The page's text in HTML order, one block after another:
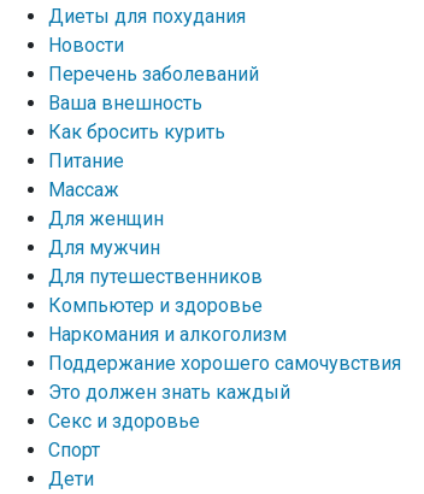
Диеты для похудания
Новости
Перечень заболеваний
Ваша внешность
Как бросить курить
Питание
Массаж
Для женщин
Для мужчин
Для путешественников
Компьютер и здоровье
Наркомания и алкоголизм
Поддержание хорошего самочувствия
Это должен знать каждый
Секс и здоровье
Спорт
Дети